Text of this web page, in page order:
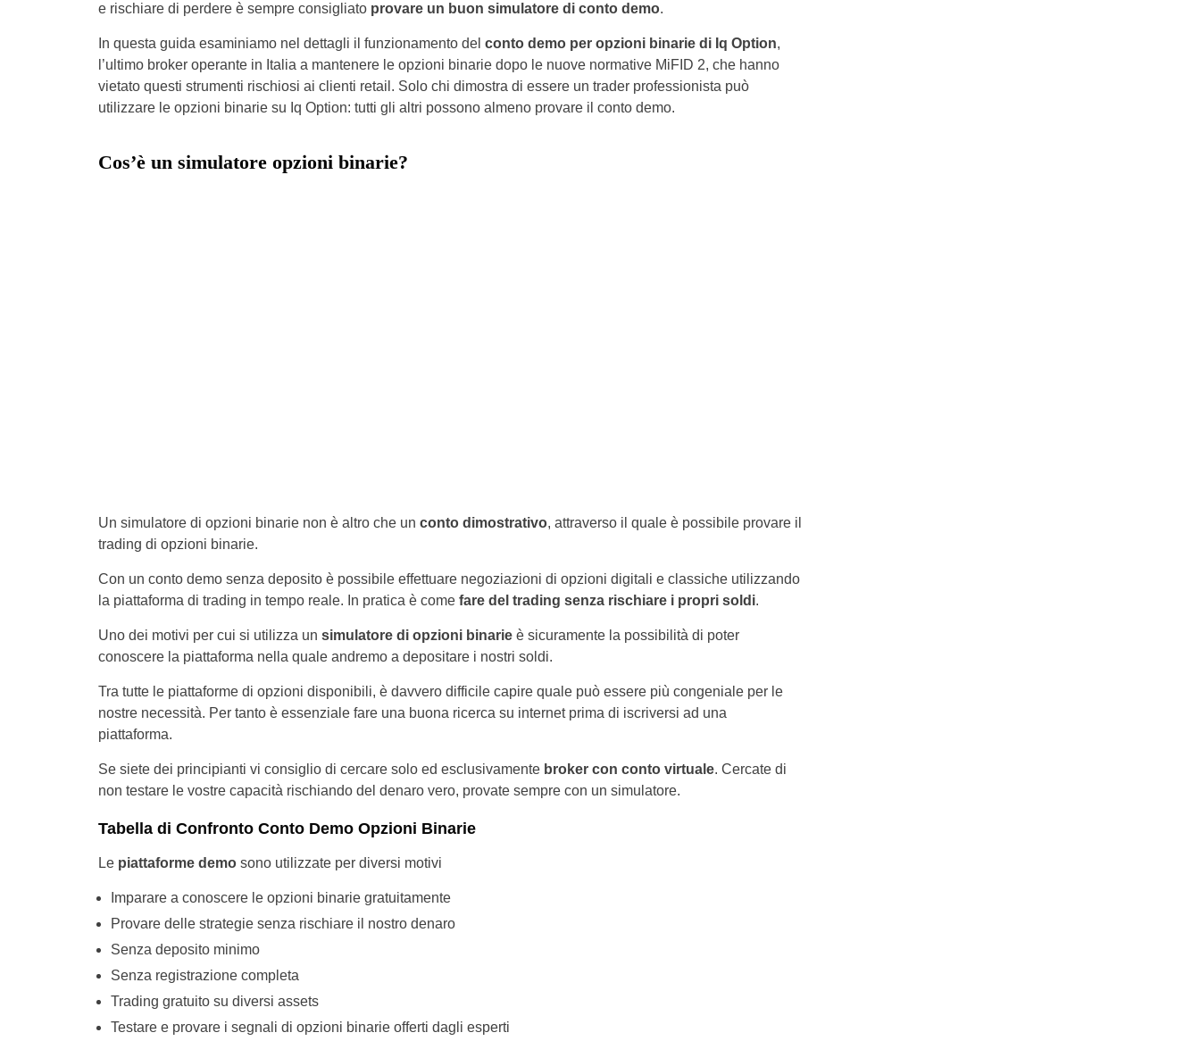
e rischiare di perdere è sempre consigliato provare un buon simulatore di conto demo.
In questa guida esaminiamo nel dettagli il funzionamento del conto demo per opzioni binarie di Iq Option,
l’ultimo broker operante in Italia a mantenere le opzioni binarie dopo le nuove normative MiFID 2, che hanno
vietato questi strumenti rischiosi ai clienti retail. Solo chi dimostra di essere un trader professionista può
utilizzare le opzioni binarie su Iq Option: tutti gli altri possono almeno provare il conto demo.
Cos’è un simulatore opzioni binarie?
Un simulatore di opzioni binarie non è altro che un conto dimostrativo, attraverso il quale è possibile provare il
trading di opzioni binarie.
Con un conto demo senza deposito è possibile effettuare negoziazioni di opzioni digitali e classiche utilizzando
la piattaforma di trading in tempo reale. In pratica è come fare del trading senza rischiare i propri soldi.
Uno dei motivi per cui si utilizza un simulatore di opzioni binarieè sicuramente la possibilità di poter
conoscere la piattaforma nella quale andremo a depositare i nostri soldi.
Tra tutte le piattaforme di opzioni disponibili, è davvero difficile capire quale può essere più congeniale per le
nostre necessità. Per tanto è essenziale fare una buona ricerca su internet prima di iscriversi ad una
piattaforma.
Se siete dei principianti vi consiglio di cercare solo ed esclusivamente broker con conto virtuale. Cercate di
non testare le vostre capacità rischiando del denaro vero, provate sempre con un simulatore.
Tabella di Confronto Conto Demo Opzioni Binarie
Le piattaforme demosono utilizzate per diversi motivi
Imparare a conoscere le opzioni binarie gratuitamente
Provare delle strategie senza rischiare il nostro denaro
Senza deposito minimo
Senza registrazione completa
Trading gratuito su diversi assets
Testare e provare i segnali di opzioni binarie offerti dagli esperti